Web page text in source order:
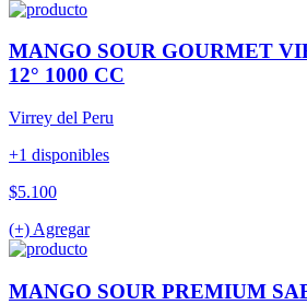
MANGO SOUR GOURMET
12° 1000 CC
Virrey del Peru
+1 disponibles
$5.100
(+) Agregar
MANGO SOUR PREMIUM